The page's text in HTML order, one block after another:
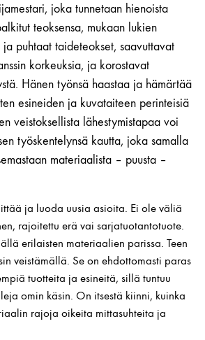
joka tunnetaan hienoista
teoksensa, mukaan lukien
puhtaat taideteokset, saavuttavat
korkeuksia, ja korostavat
Hänen työnsä haastaa ja hämärtää
esineiden ja kuvataiteen perinteisiä
veistoksellista lähestymistapaa voi
työskentelynsä kautta, joka samalla
materiaalista – puusta –
ja luoda uusia asioita. Ei ole väliä
rajoitettu erä vai sarjatuotantotuote.
erilaisten materiaalien parissa. Teen
veistämällä. Se on ehdottomasti paras
tuotteita ja esineitä, sillä tuntuu
omin käsin. On itsestä kiinni, kuinka
rajoja oikeita mittasuhteita ja